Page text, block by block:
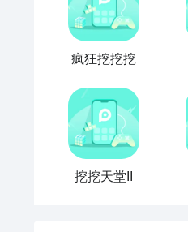
疯狂挖挖挖
挖挖天堂II